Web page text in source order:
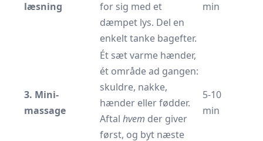
læsning
for sig med et
dæmpet lys. Del en
enkelt tanke bagefter.
min
3. Mini-
massage
Ét sæt varme hænder,
ét område ad gangen:
skuldre, nakke,
hænder eller fødder.
Aftal hvem der giver
først, og byt næste
5-10
min